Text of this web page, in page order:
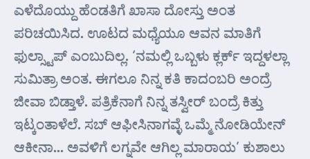
ಎಳೆದೊಯ್ದು ಹೆಂಡತಿಗೆ ಖಾಸಾ ದೋಸ್ತು ಅಂತ
ಪರಿಚಯಿಸಿದ. ಊಟದ ಮಧ್ಯೆಯೂ ಆವನ ಮಾತಿಗೆ
ಫುಲ್ಸ್ಟಾಪ್ ಎಂಬುದಿಲ್ಲ. ‘ನಮಲ್ಲಿ ಒಬ್ಬಳು ಕ್ಲರ್ಕ್ ಇದ್ದಳಲ್ಲಾ
ಸುಮಿತ್ರಾ ಅಂತ. ಈಗಲೂ ನಿನ್ನ ಕತಿ ಕಾದಂಬರಿ ಅಂದ್ರೆ
ಜೀವಾ ಬಿಡ್ತಾಳೆ. ಪತ್ರಿಕೆನಾಗೆ ನಿನ್ನ ತಸ್ವೀರ್ ಬಂದ್ರೆ ಕಿತ್ತು
ಇಟ್ಕಂತಾಳೆಲೆ. ಸಬ್ ಆಫೀಸಿನಾಗವ್ಳೆ ಒಮ್ಮೆ ನೋಡಿಯೇನ್
ಆಕೀನಾ… ಅವಳಿಗೆ ಲಗ್ನವೇ ಆಗಿಲ್ಲ ಮಾರಾಯ’ ಕುಶಾಲು